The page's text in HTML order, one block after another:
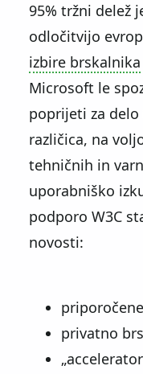
95% tržni delež
odločitvijo
izbire brskalnika
Microsoft le
poprijeti za
različica, na
tehničnih in
uporabniško
podporo W3C
novosti:
privatno